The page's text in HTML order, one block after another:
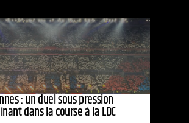
: un duel sous pression
dans la course à la LDC